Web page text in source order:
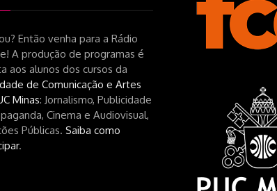
Então venha para a Rádio
A produção de programas é
aos alunos dos cursos da
de Comunicação e Artes
Minas: Jornalismo, Publicidade
Cinema e Audiovisual,
Públicas. Saiba como
.